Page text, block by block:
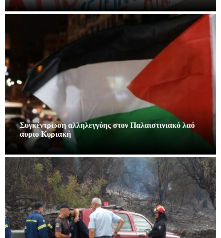
Συγκέντρωση αλληλεγγύης στον Παλαιστινιακό λαό
αυριο Κυριακή